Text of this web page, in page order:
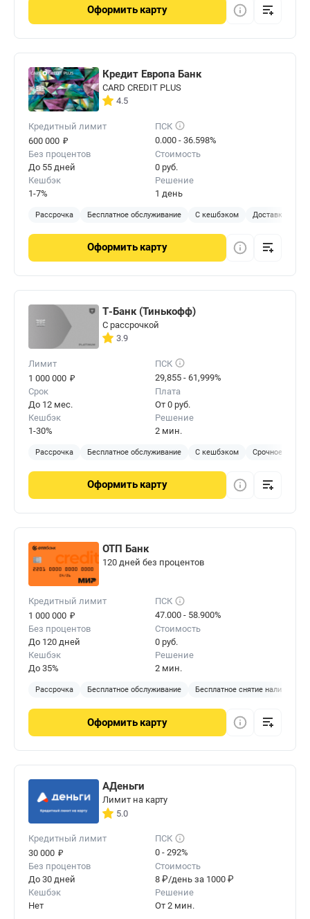
Оформить карту
Кредит Европа Банк
CARD CREDIT PLUS
4.5
Кредитный лимит
600 000 ₽
ПСК
0.000 - 36.598%
Без процентов
До 55 дней
Стоимость
0 руб.
Кешбэк
1-7%
Решение
1 день
Рассрочка Бесплатное обслуживание С кешбэком Доставка на
Оформить карту
Т-Банк (Тинькофф)
С рассрочкой
3.9
Лимит
1 000 000 ₽
ПСК
29,855 - 61,999%
Срок
До 12 мес.
Плата
От 0 руб.
Кешбэк
1-30%
Решение
2 мин.
Рассрочка Бесплатное обслуживание С кешбэком Срочное
Оформить карту
ОТП Банк
120 дней без процентов
Кредитный лимит
1 000 000 ₽
ПСК
47.000 - 58.900%
Без процентов
До 120 дней
Стоимость
0 руб.
Кешбэк
До 35%
Решение
2 мин.
Рассрочка Бесплатное обслуживание Бесплатное снятие наличных
Оформить карту
АДеньги
Лимит на карту
5.0
Кредитный лимит
30 000 ₽
ПСК
0 - 292%
Без процентов
До 30 дней
Стоимость
8 ₽/день за 1000 ₽
Кешбэк
Нет
Решение
От 2 мин.